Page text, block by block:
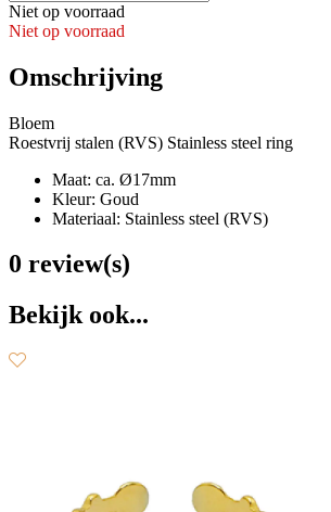
Niet op voorraad
Niet op voorraad
Omschrijving
Bloem
Roestvrij stalen (RVS) Stainless steel ring
Maat: ca. Ø17mm
Kleur: Goud
Materiaal: Stainless steel (RVS)
0 review(s)
Bekijk ook...